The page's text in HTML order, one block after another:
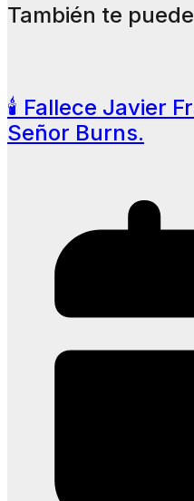
También te
🕯️ Fallece Javier
Señor Burns.